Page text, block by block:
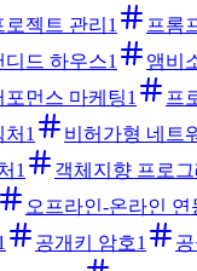
로젝트 관리 1 프롬
디드 하우스1 앰비
포먼스 마케팅1 프
1 비허가형 네트
1 객체지향 프로그
오프라인-온라인 연
공개키 암호1